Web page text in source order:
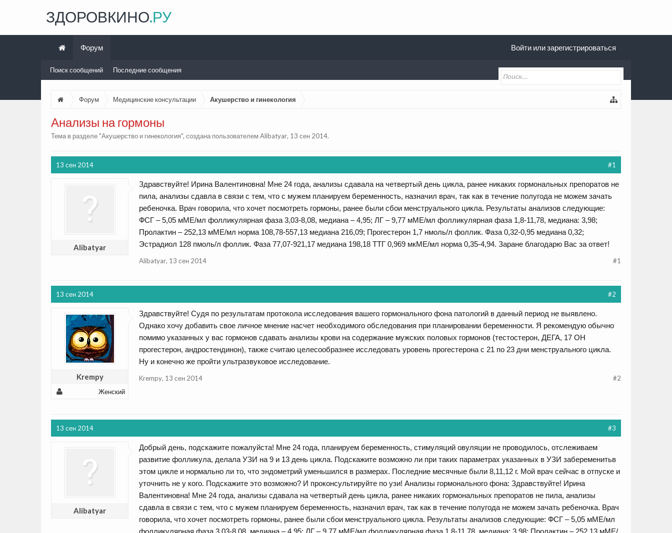
Форум Медицинские консультации Акушерство и гинекология
Анализы на гормоны
Тема в разделе "Акушерство и гинекология", создана пользователем Alibatyar, 13 сен 2014.
13 сен 2014 #1
Alibatyar
Здравствуйте! Ирина Валентиновна! Мне 24 года, анализы сдавала на четвертый день цикла, ранее никаких гормональных препоратов не
пила, анализы сдавла в связи с тем, что с мужем планируем беременность, назначил врач, так как в течение полугода не можем зачать
ребеночка. Врач говорила, что хочет посмотреть гормоны, ранее были сбои менструального цикла. Результаты анализов следующие:
ФСГ – 5,05 мМЕ/мл фолликулярная фаза 3,03-8,08, медиана – 4,95; ЛГ – 9,77 мМЕ/мл фолликулярная фаза 1,8-11,78, медиана: 3,98;
Пролактин – 252,13 мМЕ/мл норма 108,78-557,13 медиана 216,09; Прогестерон 1,7 нмоль/л фоллик. Фаза 0,32-0,95 медиана 0,32;
Эстрадиол 128 пмоль/л фоллик. Фаза 77,07-921,17 медиана 198,18 ТТГ 0,969 мкМЕ/мл норма 0,35-4,94. Заране благодарю Вас за ответ!
Alibatyar, 13 сен 2014 #1
13 сен 2014 #2
Krempy
Женский
Здравствуйте! Судя по результатам протокола исследования вашего гормонального фона патологий в данный период не выявлено.
Однако хочу добавить свое личное мнение насчет необходимого обследования при планировании беременности. Я рекомендую обычно
помимо указанных у вас гормонов сдавать анализы крови на содержание мужских половых гормонов (тестостерон, ДЕГА, 17 ОН
прогестерон, андростендинон), также считаю целесообразнее исследовать уровень прогестерона с 21 по 23 дни менструального цикла.
Ну и конечно же пройти ультразвуковое исследование.
Krempy, 13 сен 2014 #2
13 сен 2014 #3
Alibatyar
Добрый день, подскажите пожалуйста! Мне 24 года, планируем беременность, стимуляций овуляции не проводилось, отслеживаем
развитие фолликула, делала УЗИ на 9 и 13 день цикла. Подскажите возможно ли при таких параметрах указанных в УЗИ забеременитьв
этом цикле и нормально ли то, что эндометрий уменьшился в размерах. Последние месячные были 8,11,12 г. Мой врач сейчас в отпуске и
уточнить не у кого. Подскажите это возможно? И проконсультируйте по узи! Анализы гормонального фона: Здравствуйте! Ирина
Валентиновна! Мне 24 года, анализы сдавала на четвертый день цикла, ранее никаких гормональных препоратов не пила, анализы
сдавла в связи с тем, что с мужем планируем беременность, назначил врач, так как в течение полугода не можем зачать ребеночка. Врач
говорила, что хочет посмотреть гормоны, ранее были сбои менструального цикла. Результаты анализов следующие: ФСГ – 5,05 мМЕ/мл
фолликулярная фаза 3,03-8,08, медиана – 4,95; ЛГ – 9,77 мМЕ/мл фолликулярная фаза 1,8-11,78, медиана: 3,98; Пролактин – 252,13 мМЕ/
ЗДОРОВКИНО.РУ
Форум
Поиск сообщений Последние сообщения
Войти или зарегистрироваться